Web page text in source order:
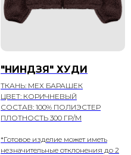
"НИНДЗЯ" ХУДИ
ТКАНЬ: МЕХ БАРАШЕК
ЦВЕТ: КОРИЧНЕВЫЙ
СОСТАВ: 100% ПОЛИЭСТЕР
ПЛОТНОСТЬ 300 ГР/М
*Готовое изделие может иметь
незначительные отклонения до 2